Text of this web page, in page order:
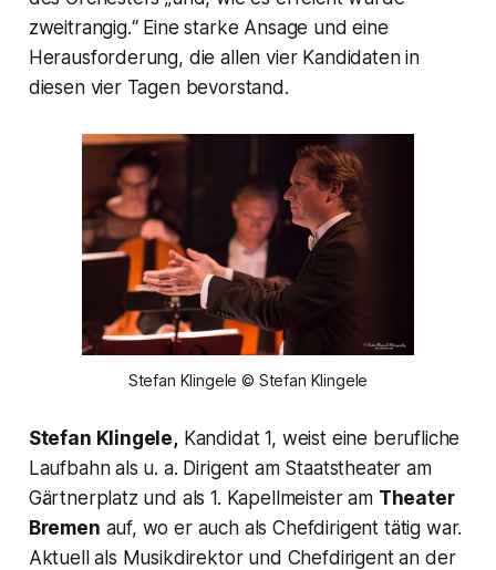
zweitrangig.“Eine starke Ansage und eine
Herausforderung, die allen vier Kandidaten in
diesen vier Tagen bevorstand.
Stefan Klingele © Stefan Klingele
Stefan Klingele,Kandidat 1, weist eine berufliche
Laufbahn als u. a. Dirigent am Staatstheater am
Gärtnerplatz und als 1. Kapellmeister am Theater
Bremen auf, wo er auch als Chefdirigent tätig war.
Aktuell als Musikdirektor und Chefdirigent an der